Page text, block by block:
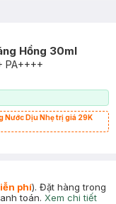
Hồng 30ml
PA++++
Nước Dịu Nhẹ trị giá 29K
phí). Đặt hàng trong
toán. Xem chi tiết